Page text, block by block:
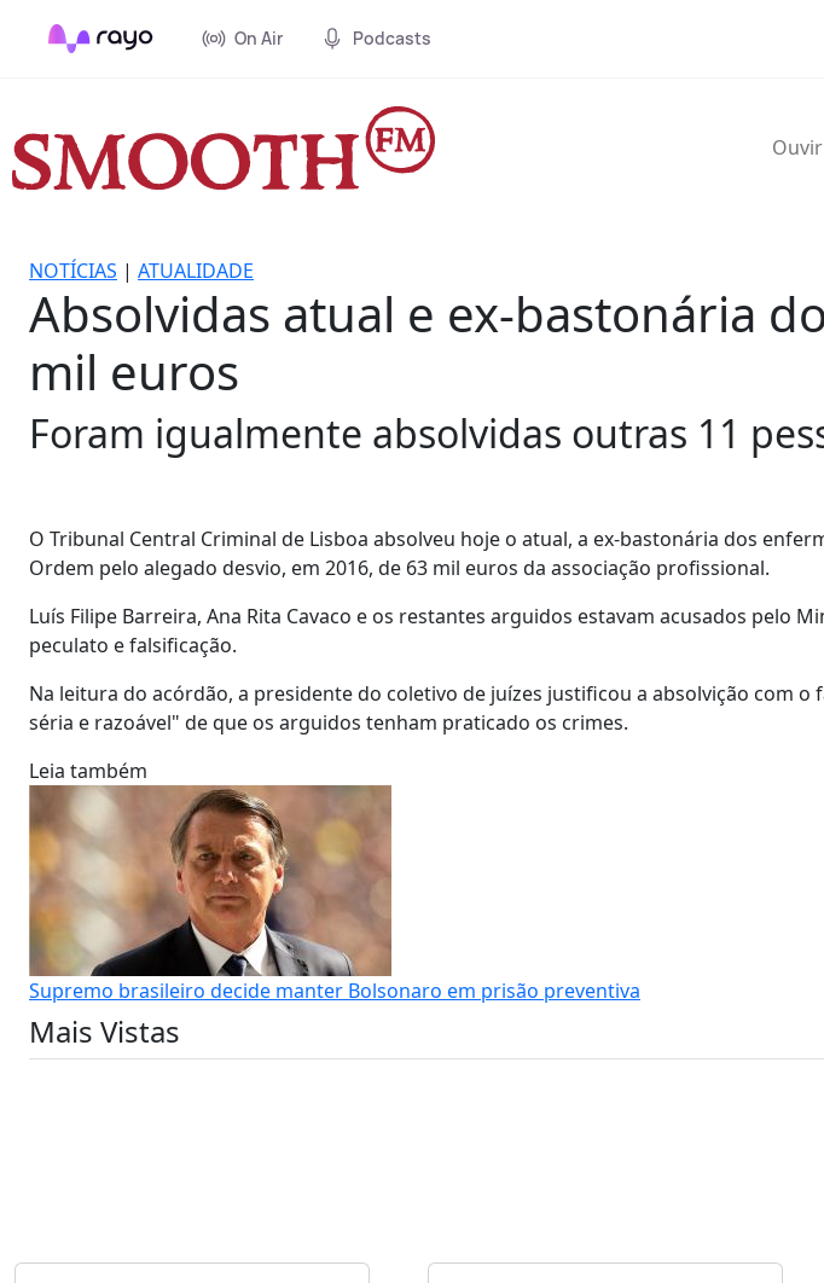
On Air Podcasts
Ouvir
NOTÍCIAS | ATUALIDADE
Absolvidas atual e ex-bastonária
mil euros
Foram igualmente absolvidas outras 11
O Tribunal Central Criminal de Lisboa absolveu hoje o atual, a ex-bastonária dos
Ordem pelo alegado desvio, em 2016, de 63 mil euros da associação profissional.
Luís Filipe Barreira, Ana Rita Cavaco e os restantes arguidos estavam acusados pelo
peculato e falsificação.
Na leitura do acórdão, a presidente do coletivo de juízes justificou a absolvição com o
séria e razoável" de que os arguidos tenham praticado os crimes.
Leia também
Supremo brasileiro decide manter Bolsonaro em prisão preventiva
Mais Vistas